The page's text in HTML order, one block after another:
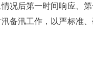
况后第一时间响应、
备汛工作，以严标准